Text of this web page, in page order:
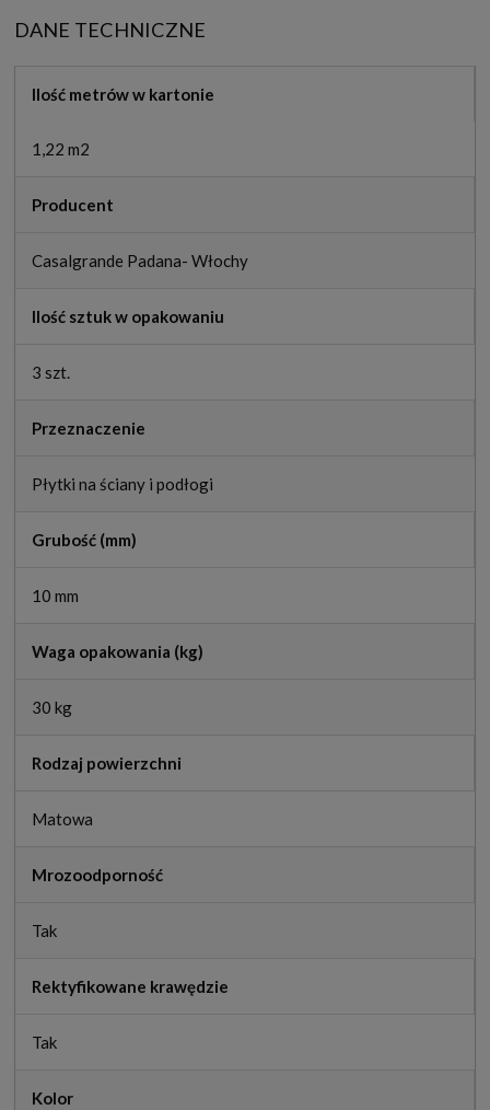
DANE TECHNICZNE
Ilość metrów w kartonie
1,22 m2
Producent
Casalgrande Padana- Włochy
Ilość sztuk w opakowaniu
3 szt.
Przeznaczenie
Płytki na ściany i podłogi
Grubość (mm)
10 mm
Waga opakowania (kg)
30 kg
Rodzaj powierzchni
Matowa
Mrozoodporność
Tak
Rektyfikowane krawędzie
Tak
Kolor